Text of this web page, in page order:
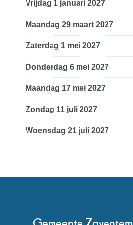
vrijdag 1 januari 2027
maandag 29 maart 2027
zaterdag 1 mei 2027
donderdag 6 mei 2027
maandag 17 mei 2027
zondag 11 juli 2027
woensdag 21 juli 2027
Contact